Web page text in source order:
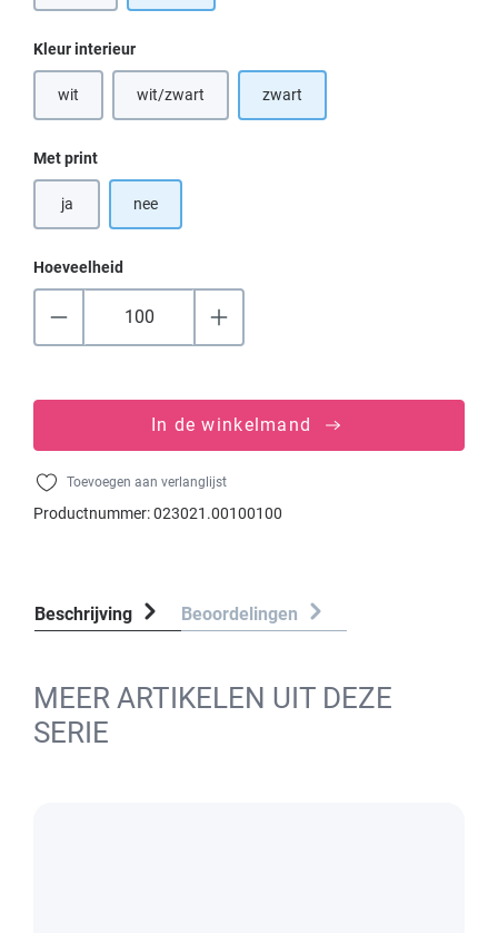
Selecteer
Kleur interieur
wit(Deze optie is momenteel niet beschikbaar.)
wit/zwart(Deze optie is momenteel niet beschikbaar.)
zwart
Selecteer
Met print
ja nee
Hoeveelheid
In de winkelmand
Toevoegen aan verlanglijst
Productnummer:023021.00100100
Beschrijving Beoordelingen
MEER ARTIKELEN UIT DEZE
SERIE